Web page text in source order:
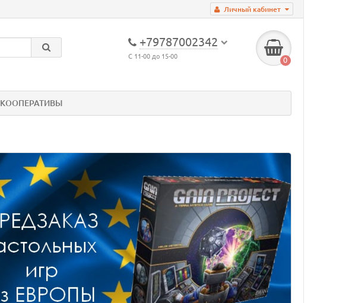
Личный кабинет
+79787002342
С 11-00 до 15-00 0
КООПЕРАТИВЫ